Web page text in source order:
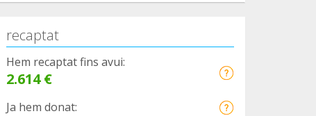
recaptat
Hem recaptat fins avui:
2.614 €
Ja hem donat: